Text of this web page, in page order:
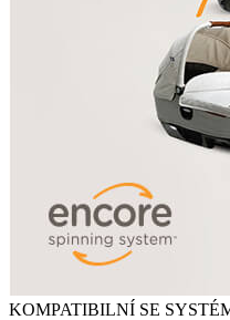
KOMPATIBILNÍ SE